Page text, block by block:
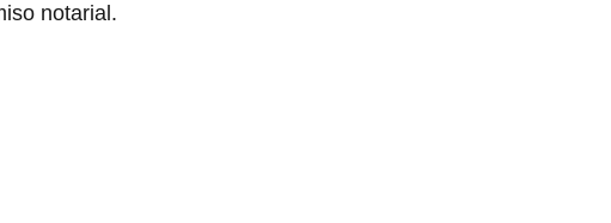
notarial.